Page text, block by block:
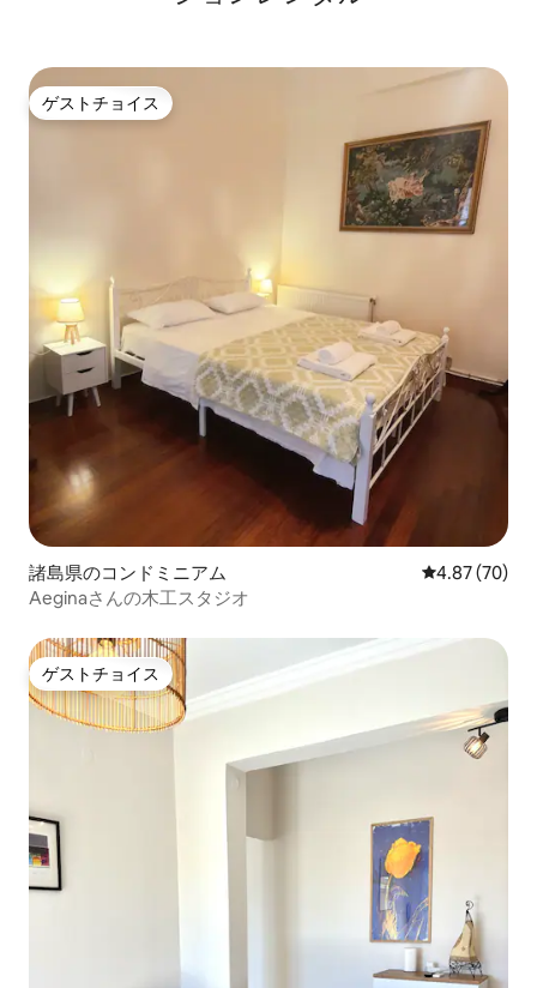
ゲストチョイス
ゲストチョイス
諸島県のコンドミニアム レビュー70
4.87 (70)
Aeginaさんの木工スタジオ
ゲストチョイス
ゲストチョイス